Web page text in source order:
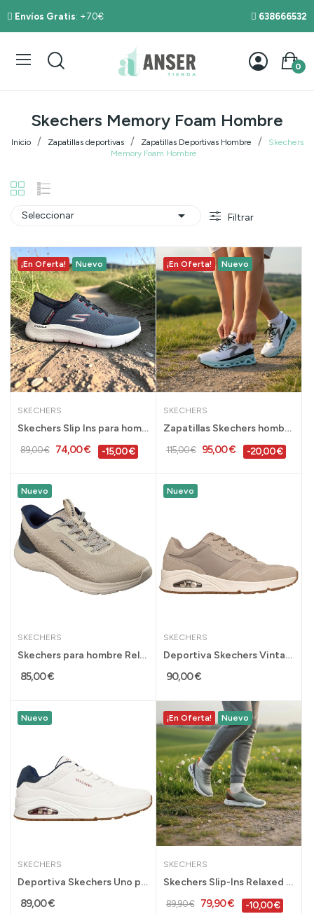
Envíos Gratis: +70€ 638666532
0
Skechers Memory Foam Hombre
Inicio Zapatillas deportivas Zapatillas Deportivas Hombre
Skechers
Memory Foam Hombre
Seleccionar  Filtrar
¡En Oferta! Nuevo
SKECHERS
Skechers Slip Ins para hombre Go Walk calce sin...
89,00 € 74,00 € -15,00 €
¡En Oferta! Nuevo
SKECHERS
Zapatillas Skechers hombre Slip Ins Glide Step...
115,00 € 95,00 € -20,00 €
Nuevo
SKECHERS
Skechers para hombre Relaxed Fit Slip in en...
85,00 €
Nuevo
SKECHERS
Deportiva Skechers Vintage Air con cámara para...
90,00 €
Nuevo
SKECHERS
Deportiva Skechers Uno para hombre con cámara...
89,00 €
¡En Oferta! Nuevo
SKECHERS
Skechers Slip-Ins Relaxed Fit Arch Fit para...
89,90 € 79,90 € -10,00 €